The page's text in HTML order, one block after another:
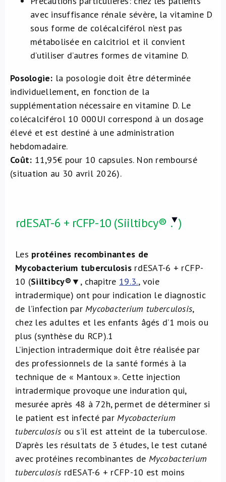
avec insuffisance rénale sévère, la vitamine D
sous forme de colécalciférol n’est pas
métabolisée en calcitriol et il convient
d’utiliser d’autres formes de vitamine D.
Posologie: la posologie doit être déterminée
individuellement, en fonction de la
supplémentation nécessaire en vitamine D. Le
colécalciférol 10 000UI correspond à un dosage
élevé et est destiné à une administration
hebdomadaire.
Coût: 11,95€ pour 10 capsules. Non remboursé
(situation au 30 avril 2026).
rdESAT-6 + rCFP-10 (Siiltibcy® . )
Les protéines recombinantes de
Mycobacterium tuberculosis rdESAT-6 + rCFP-
10 (Siiltibcy®▼, chapitre 19.3., voie
intradermique) ont pour indication le diagnostic
de l’infection parMycobacterium tuberculosis,
chez les adultes et les enfants âgés d’1 mois ou
plus (synthèse du RCP).1
L’injection intradermique doit être réalisée par
des professionnels de la santé formés à la
technique de « Mantoux ». Cette injection
intradermique provoque une induration qui,
mesurée après 48 à 72h, permet de déterminer si
le patient est infecté parMycobacterium
tuberculosis ou s’il est atteint de la tuberculose.
D’après les résultats de 3 études, le test cutané
avec protéines recombinantes de Mycobacterium
tuberculosis rdESAT-6 + rCFP-10 est moins